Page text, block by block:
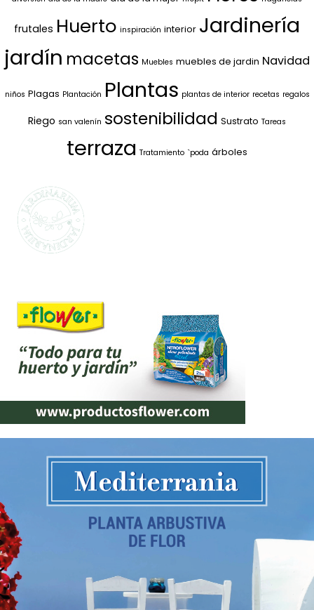
frutales Huerto inspiración interior Jardinería
jardín macetas Muebles muebles de jardin Navidad
niños Plagas Plantación Plantas plantas de interior recetas regalos
Riego san valenín sostenibilidad Sustrato Tareas
terraza Tratamiento `poda árboles